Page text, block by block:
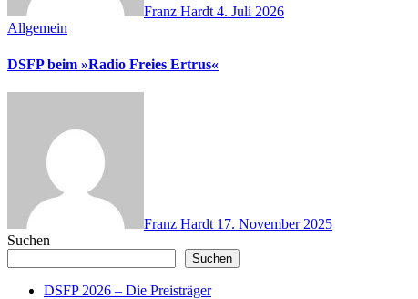
Franz Hardt 4. Juli 2026
Allgemein
DSFP beim »Radio Freies Ertrus«
Franz Hardt 17. November 2025
Suchen
Suchen
DSFP 2026 – Die Preisträger